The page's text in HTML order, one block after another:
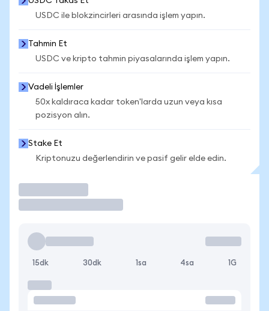
USDC ile blokzincirleri arasında işlem yapın.
Tahmin Et
USDC ve kripto tahmin piyasalarında işlem yapın.
Vadeli İşlemler
50x kaldıraca kadar token'larda uzun veya kısa
pozisyon alın.
Stake Et
Kriptonuzu değerlendirin ve pasif gelir elde edin.
15dk 30dk 1sa 4sa 1G